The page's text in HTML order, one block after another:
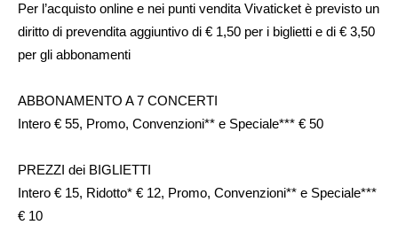
Per l’acquisto online e nei punti vendita Vivaticket è previsto un
diritto di prevendita aggiuntivo di € 1,50 per i biglietti e di € 3,50
per gli abbonamenti
ABBONAMENTO A 7 CONCERTI
Intero € 55, Promo, Convenzioni** e Speciale*** € 50
PREZZI dei BIGLIETTI
Intero € 15, Ridotto* € 12, Promo, Convenzioni** e Speciale***
€ 10